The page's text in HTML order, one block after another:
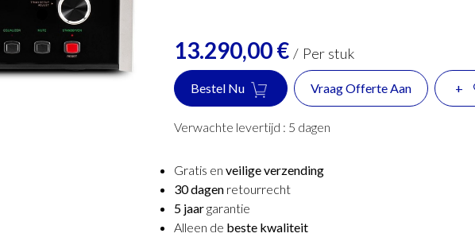
13.290,00€ / Per stuk
Bestel Nu Vraag Offerte Aan +
Verwachte levertijd : 5 dagen
Gratis en veilige verzending
30 dagen retourrecht
5 jaargarantie
Alleen de beste kwaliteit